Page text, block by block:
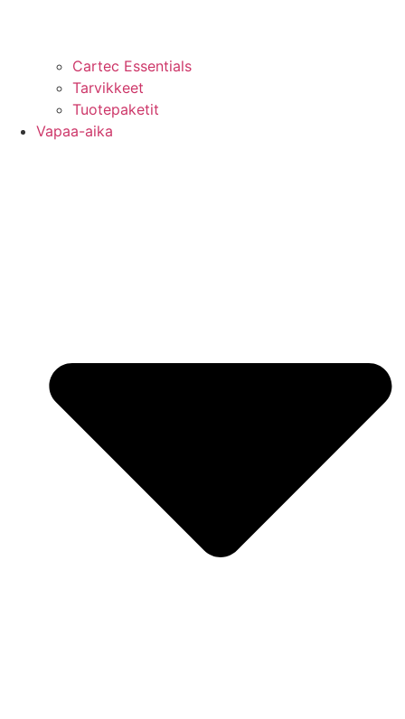
Cartec Essentials
Tarvikkeet
Tuotepaketit
Vapaa-aika